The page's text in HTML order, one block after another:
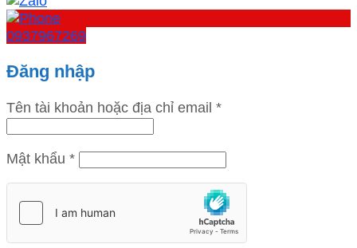
0937967269
Đăng nhập
Tên tài khoản hoặc địa chỉ email *
Mật khẩu *